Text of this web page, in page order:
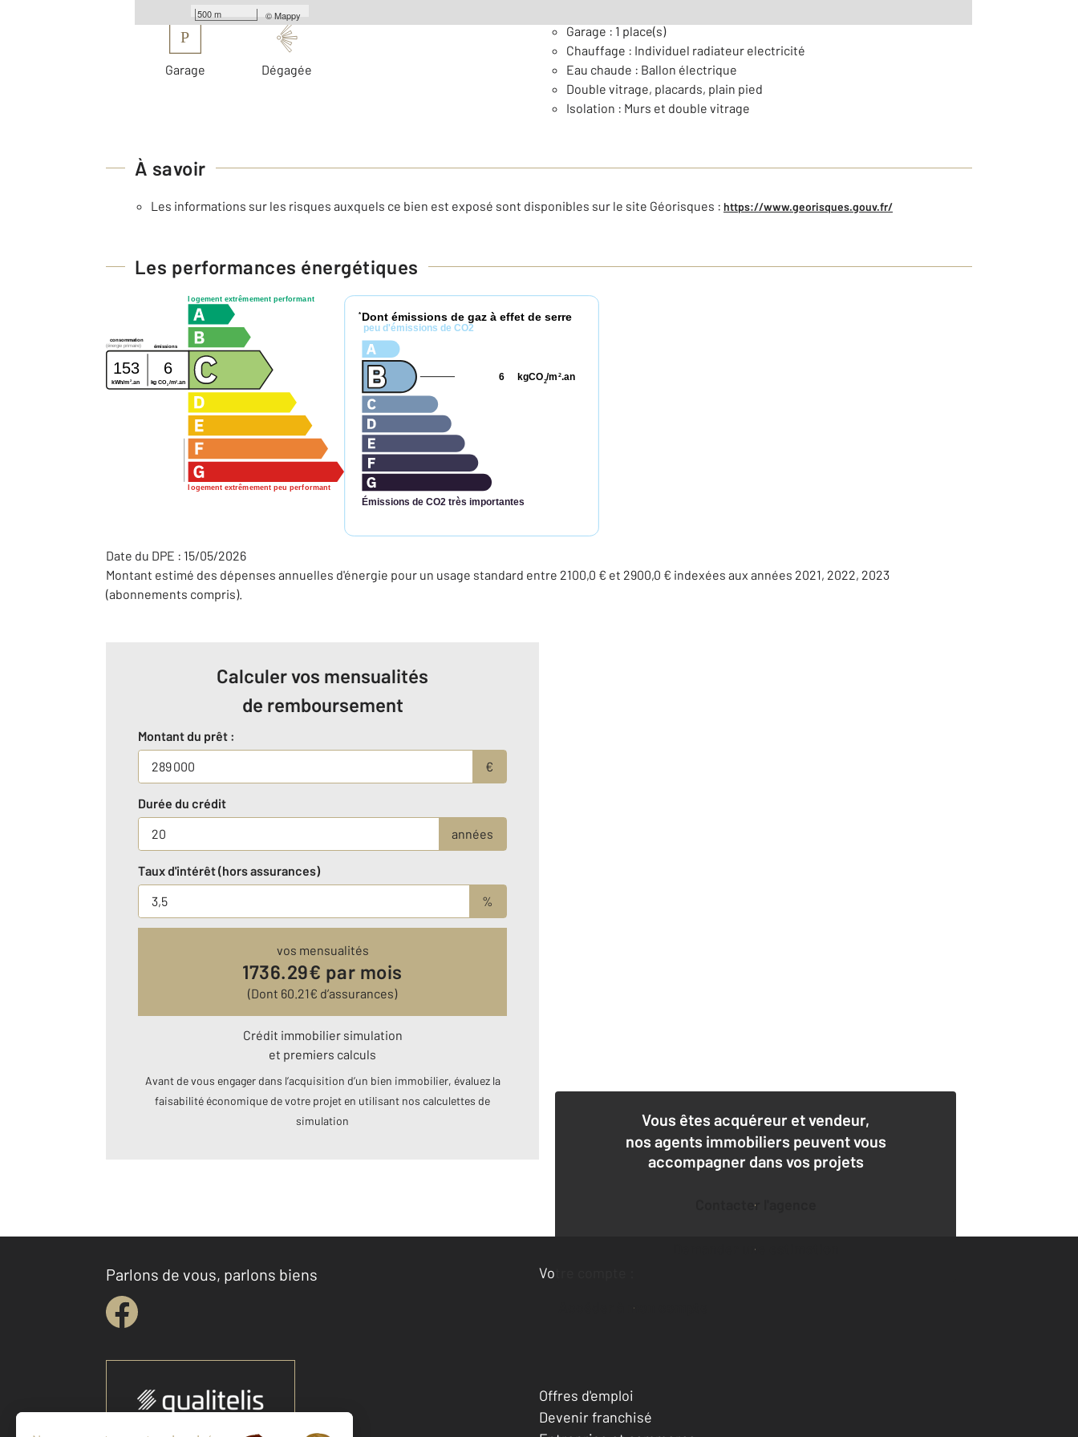
500 m ©Mappy
P
Garage Dégagée
Garage : 1 place(s)
Chauffage : Individuel radiateur electricité
Eau chaude : Ballon électrique
Double vitrage, placards, plain pied
Isolation : Murs et double vitrage
À savoir
Les informations sur les risques auxquels ce bien est exposé sont disponibles sur le site Géorisques : https://www.georisques.gouv.fr/
Les performances énergétiques
logement extrêmement performant
logement extrêmement peu performant
consommation
émissions
(énergie primaire)
153 6
kWh/m 2 .an kg CO2/m2 .an
* Dont émissions de gaz à effet de serre
peu d'émissions de CO2
Émissions de CO2 très importantes
kgCO2/m 2.an
6
Date du DPE : 15/05/2026
Montant estimé des dépenses annuelles d'énergie pour un usage standard entre 2100,0 € et 2900,0 € indexées aux années 2021, 2022, 2023
(abonnements compris).
Calculer vos mensualités
de remboursement
Montant du prêt :
€
Durée du crédit
années
Taux d'intérêt (hors assurances)
%
vos mensualités
1736.29€ par mois
(Dont 60.21€ d’assurances)
Crédit immobilier simulation
et premiers calculs
Avant de vous engager dans l’acquisition d’un bien immobilier, évaluez la
faisabilité économique de votre projet en utilisant nos calculettes de
simulation
Vous êtes acquéreur et vendeur,
nos agents immobiliers peuvent vous
accompagner dans vos projets
Contacter l'agence
Demander une estimation
Parlons de vous, parlons biens
Votre compte :
Accéder à mon compte
Offres d'emploi
Devenir franchisé